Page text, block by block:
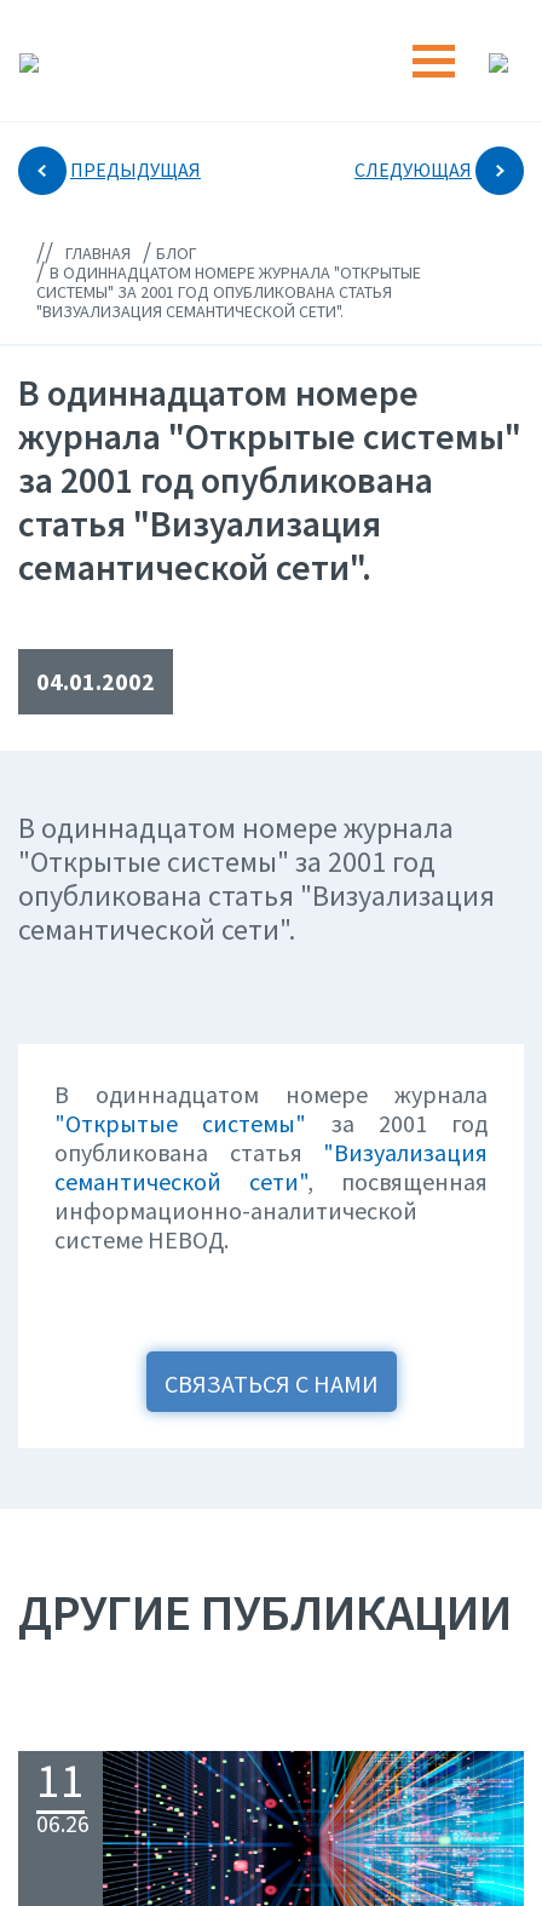
ПРЕДЫДУЩАЯ СЛЕДУЮЩАЯ
// ГЛАВНАЯ / БЛОГ
/В ОДИННАДЦАТОМ НОМЕРЕ ЖУРНАЛА "ОТКРЫТЫЕ
СИСТЕМЫ" ЗА 2001 ГОД ОПУБЛИКОВАНА СТАТЬЯ
"ВИЗУАЛИЗАЦИЯ СЕМАНТИЧЕСКОЙ СЕТИ".
В одиннадцатом номере
журнала "Открытые системы"
за 2001 год опубликована
статья "Визуализация
семантической сети".
04.01.2002
В одиннадцатом номере журнала
"Открытые системы" за 2001 год
опубликована статья "Визуализация
семантической сети".
В одиннадцатом номере журнала
"Открытые системы" за 2001 год
опубликована статья "Визуализация
семантической сети", посвященная
информационно-аналитической
системе НЕВОД.
СВЯЗАТЬСЯ С НАМИ
ДРУГИЕ ПУБЛИКАЦИИ
11
06.26